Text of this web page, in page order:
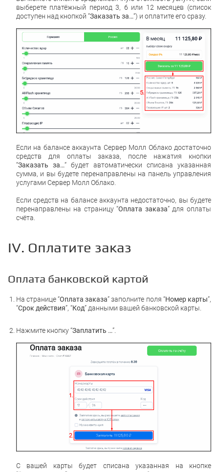
выберете платёжный период 3, 6 или 12 месяцев (список
доступен над кнопкой “Заказать за…“) и оплатите его сразу.
Если на балансе аккаунта Сервер Молл Облако достаточно
средств для оплаты заказа, после нажатия кнопки
“Заказать за…“ будет автоматически списана указанная
сумма, и вы будете перенаправлены на панель управления
услугами Сервер Молл Облако.
Если средств на балансе аккаунта недостаточно, вы будете
перенаправлены на страницу “Оплата заказа” для оплаты
счёта.
IV. Оплатите заказ
Оплата банковской картой
На странице “Оплата заказа” заполните поля “Номер карты”,
“Срок действия”, “Код” данными вашей банковской карты.
Нажмите кнопку “Заплатить …”.
С вашей карты будет списана указанная на кнопке